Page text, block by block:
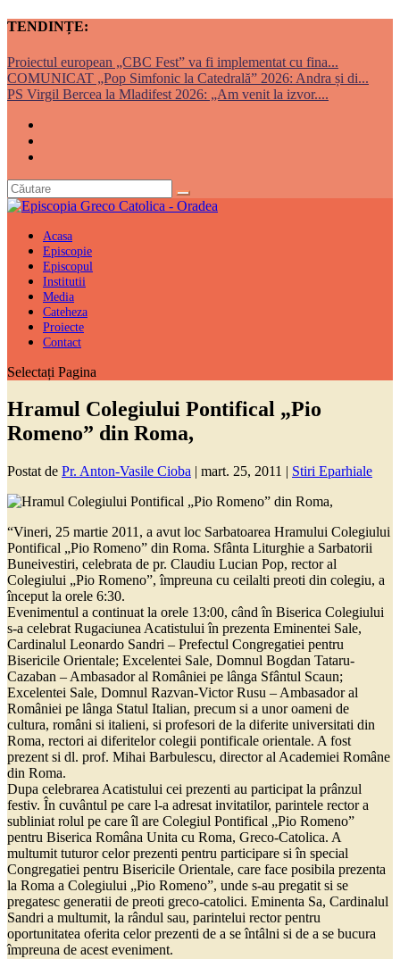
TENDINȚE:
Proiectul european „CBC Fest” va fi implementat cu fina...
COMUNICAT „Pop Simfonic la Catedrală” 2026: Andra și di...
PS Virgil Bercea la Mladifest 2026: „Am venit la izvor....
Acasa
Episcopie
Episcopul
Institutii
Media
Cateheza
Proiecte
Contact
Selectați Pagina
Hramul Colegiului Pontifical „Pio
Romeno” din Roma,
Postat de Pr. Anton-Vasile Cioba | mart. 25, 2011 | Stiri Eparhiale
“Vineri, 25 martie 2011, a avut loc Sarbatoarea Hramului Colegiului
Pontifical „Pio Romeno” din Roma. Sfânta Liturghie a Sarbatorii
Buneivestiri, celebrata de pr. Claudiu Lucian Pop, rector al
Colegiului „Pio Romeno”, împreuna cu ceilalti preoti din colegiu, a
început la orele 6:30.
Evenimentul a continuat la orele 13:00, când în Biserica Colegiului
s-a celebrat Rugaciunea Acatistului în prezenta Eminentei Sale,
Cardinalul Leonardo Sandri – Prefectul Congregatiei pentru
Bisericile Orientale; Excelentei Sale, Domnul Bogdan Tataru-
Cazaban – Ambasador al României pe lânga Sfântul Scaun;
Excelentei Sale, Domnul Razvan-Victor Rusu – Ambasador al
României pe lânga Statul Italian, precum si a unor oameni de
cultura, români si italieni, si profesori de la diferite universitati din
Roma, rectori ai diferitelor colegii pontificale orientale. A fost
prezent si dl. prof. Mihai Barbulescu, director al Academiei Române
din Roma.
Dupa celebrarea Acatistului cei prezenti au participat la prânzul
festiv. În cuvântul pe care l-a adresat invitatilor, parintele rector a
subliniat rolul pe care îl are Colegiul Pontifical „Pio Romeno”
pentru Biserica Româna Unita cu Roma, Greco-Catolica. A
multumit tuturor celor prezenti pentru participare si în special
Congregatiei pentru Bisericile Orientale, care face posibila prezenta
la Roma a Colegiului „Pio Romeno”, unde s-au pregatit si se
pregatesc generatii de preoti greco-catolici. Eminenta Sa, Cardinalul
Sandri a multumit, la rândul sau, parintelui rector pentru
oportunitatea oferita celor prezenti de a se întâlni si de a se bucura
împreuna de acest eveniment.